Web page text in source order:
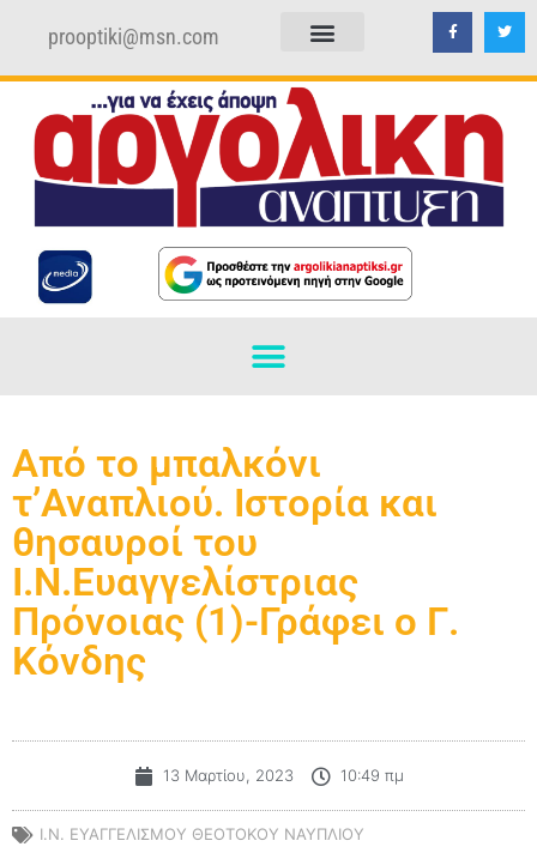
prooptiki@msn.com
Από το μπαλκόνι
τ’Αναπλιού. Ιστορία και
θησαυροί του
Ι.Ν.Ευαγγελίστριας
Πρόνοιας (1)-Γράφει ο Γ.
Κόνδης
13 Μαρτίου, 2023 10:49 πμ
Ι.Ν. ΕΥΑΓΓΕΛΙΣΜΟΎ ΘΕΟΤΌΚΟΥ ΝΑΥΠΛΊΟΥ